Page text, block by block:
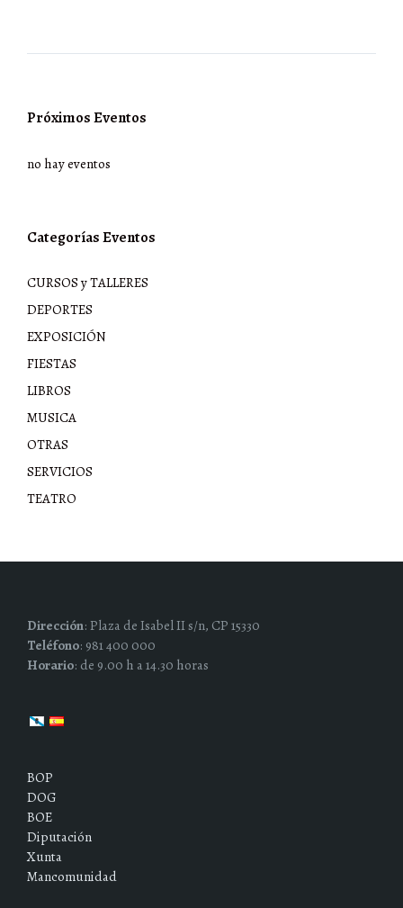
Próximos Eventos
no hay eventos
Categorías Eventos
CURSOS y TALLERES
DEPORTES
EXPOSICIÓN
FIESTAS
LIBROS
MUSICA
OTRAS
SERVICIOS
TEATRO
Dirección: Plaza de Isabel II s/n, CP 15330
Teléfono: 981 400 000
Horario: de 9.00 h a 14.30 horas
BOP
DOG
BOE
Diputación
Xunta
Mancomunidad